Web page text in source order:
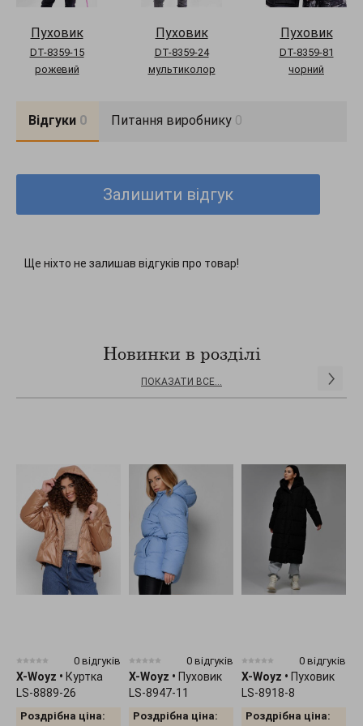
Пуховик
DT-8359-15
рожевий
Пуховик
DT-8359-24
мультиколор
Пуховик
DT-8359-81
чорний
Відгуки 0 Питання виробнику 0
Залишити відгук
Ще ніхто не залишав відгуків про товар!
Новинки в розділі
ПОКАЗАТИ ВСЕ...
0 відгуків
X-Woyz • Куртка
LS-8889-26
Роздрібна ціна:
0 відгуків
X-Woyz • Пуховик
LS-8947-11
Роздрібна ціна:
0 відгуків
X-Woyz • Пуховик
LS-8918-8
Роздрібна ціна: